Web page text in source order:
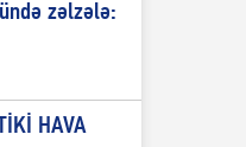
zəlzələ:
HAVA